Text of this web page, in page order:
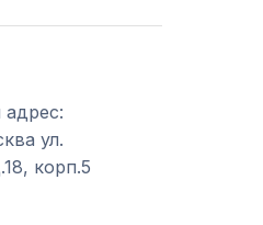
ул.
корп.5